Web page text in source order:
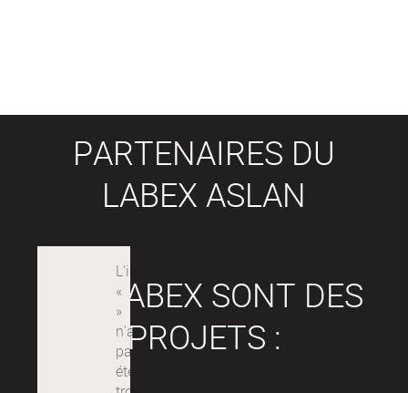
PARTENAIRES DU
LABEX ASLAN
LES LABEX SONT DES
PROJETS :